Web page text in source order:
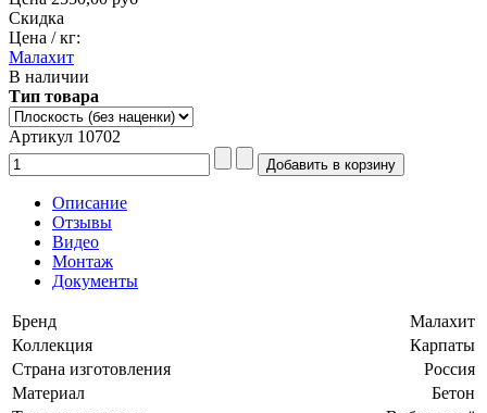
Скидка
Цена / кг:
Малахит
В наличии
Тип товара
Артикул 10702
Описание
Отзывы
Видео
Монтаж
Документы
Бренд
Малахит
Коллекция
Карпаты
Страна изготовления
Россия
Материал
Бетон